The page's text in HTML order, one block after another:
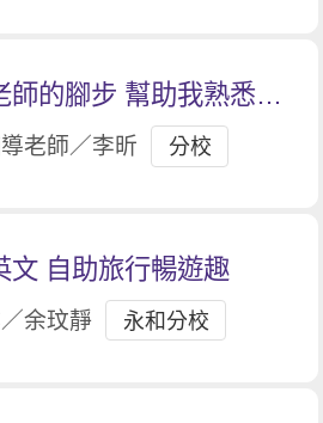
師的腳步 幫助我熟悉題
老師／李昕 分校
文 自助旅行暢遊趣
余玟靜 永和分校